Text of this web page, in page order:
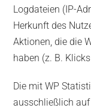
Logdateien (IP-
Herkunft des
Aktionen, die die
haben (z. B.
Die mit WP
ausschließlich auf